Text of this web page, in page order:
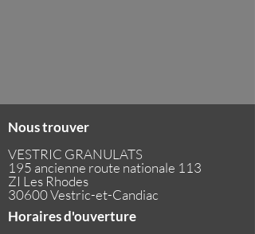
Nous trouver
VESTRIC GRANULATS
195 ancienne route nationale 113
ZI Les Rhodes
30600 Vestric-et-Candiac
Horaires d'ouverture